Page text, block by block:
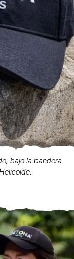
bajo la bandera